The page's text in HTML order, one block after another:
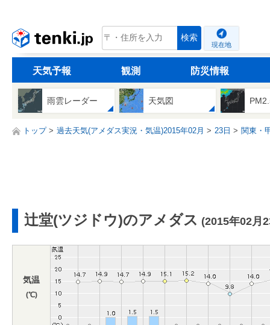
tenki.jp 検索
現在地
天気予報 観測 防災情報
雨雲レーダー 天気図
トップ 過去天気(アメダス実況・気温)2015年02月 23日 関東・
辻堂(ツジドウ)のアメダス (2015年02月
気温
(℃)